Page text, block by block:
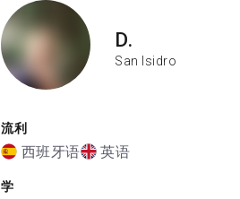
D.
San Isidro
流利
西班牙语 英语
学